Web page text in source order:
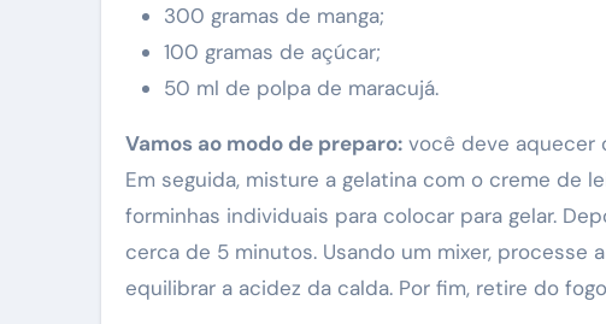
300 gramas de manga;
100 gramas de açúcar;
50 ml de polpa de maracujá.
Vamos ao modo de preparo: você deve aquecer
Em seguida, misture a gelatina com o creme de
forminhas individuais para colocar para gelar.
cerca de 5 minutos. Usando um mixer, processe
equilibrar a acidez da calda. Por fim, retire do